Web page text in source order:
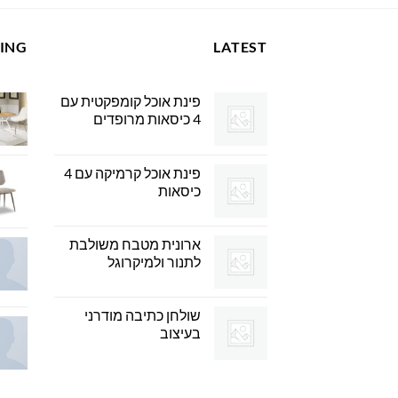
LATEST
פינת אוכל קומפקטית עם
4 כיסאות מרופדים
פינת אוכל קרמיקה עם 4
כיסאות
ארונית מטבח משולבת
לתנור ולמיקרוגל
שולחן כתיבה מודרני
בעיצוב